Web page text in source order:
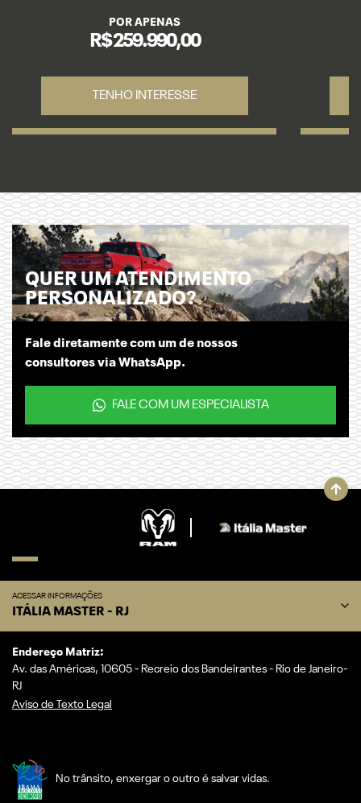
POR APENAS
R$ 259.990,00
TENHO INTERESSE
QUER UM ATENDIMENTO
PERSONALIZADO?
Fale diretamente com um de nossos
consultores via WhatsApp.
FALE COM UM ESPECIALISTA
ACESSAR INFORMAÇÕES
ITÁLIA MASTER - RJ
Endereço Matriz:
Av. das Américas, 10605 - Recreio dos Bandeirantes - Rio de Janeiro-
RJ
Aviso de Texto Legal
No trânsito, enxergar o outro é salvar vidas.